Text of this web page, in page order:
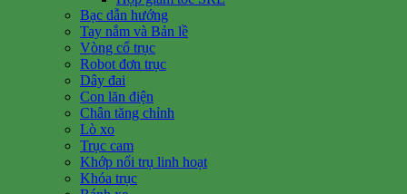
Bạc dẫn hướng
Tay nắm và Bản lề
Vòng cổ trục
Robot đơn trục
Dây đai
Con lăn điện
Chân tăng chỉnh
Lò xo
Trục cam
Khớp nối trụ linh hoạt
Khóa trục